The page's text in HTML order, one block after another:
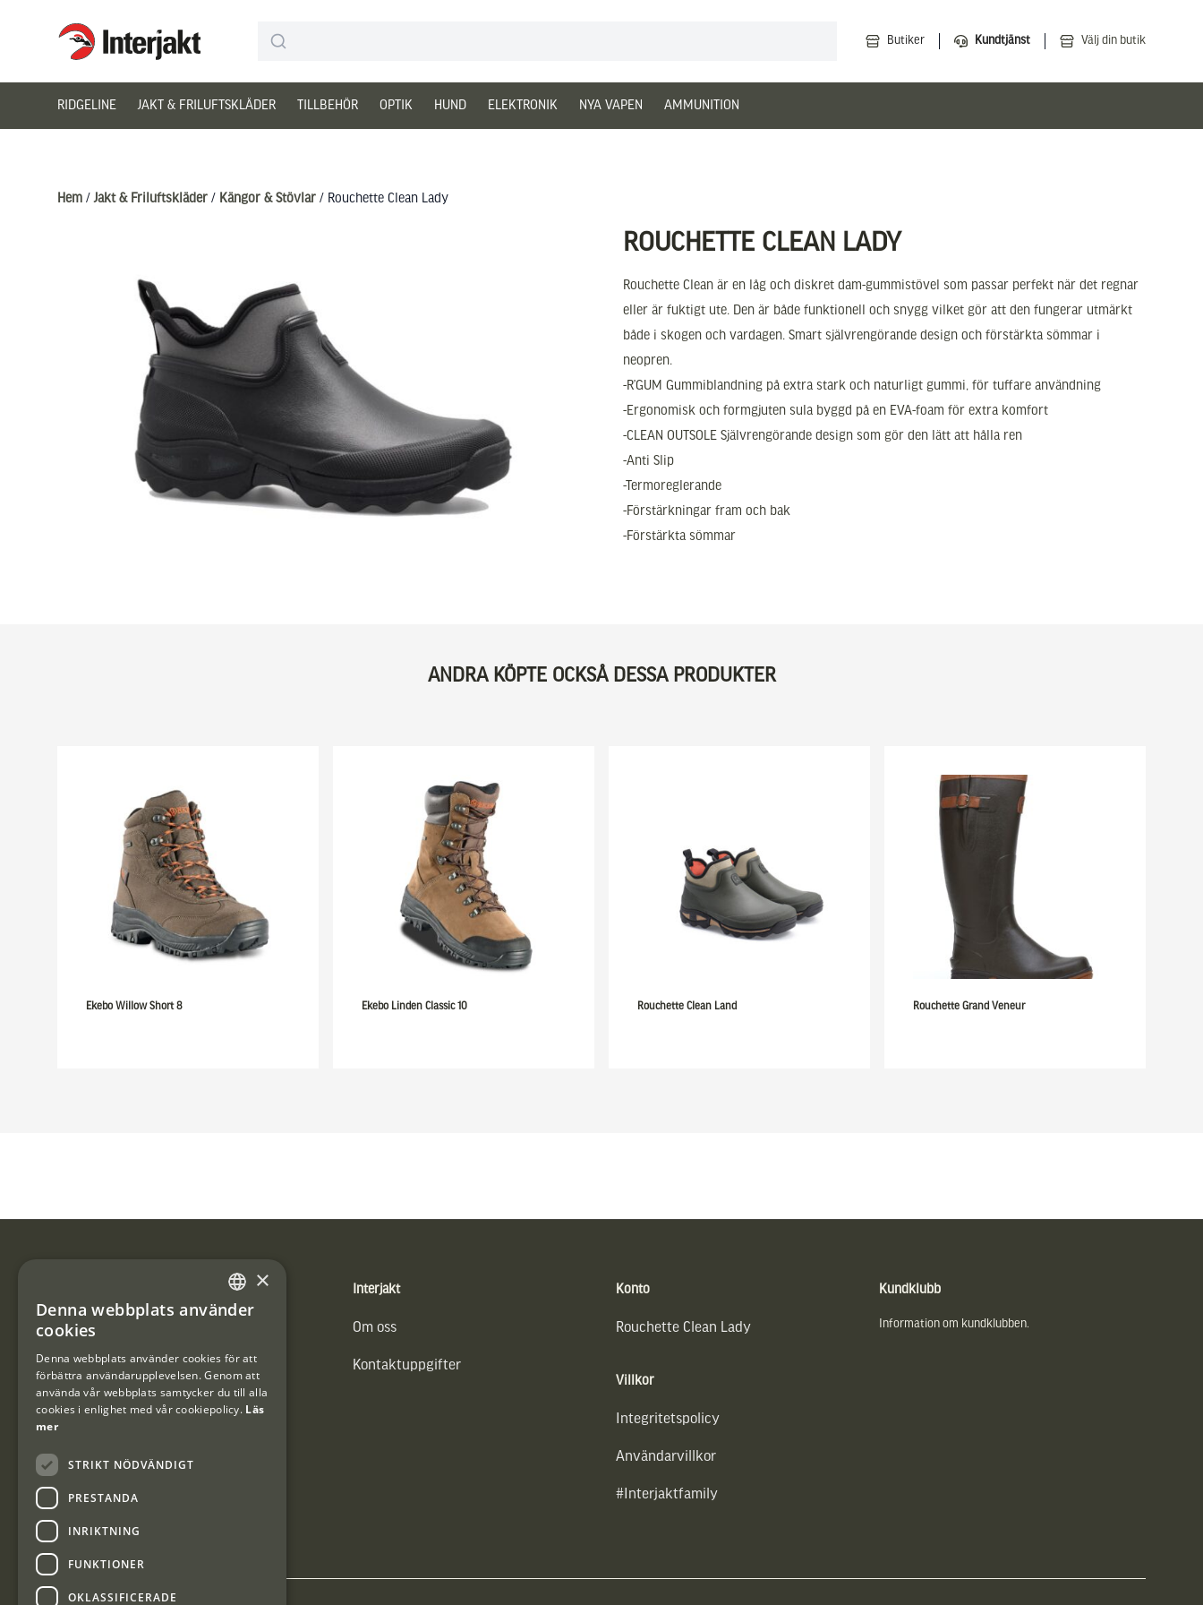
Interjakt SE Butiker Kundtjänst Välj din butik
RIDGELINE JAKT & FRILUFTSKLÄDER TILLBEHÖR OPTIK HUND ELEKTRONIK NYA VAPEN AMMUNITION
Hem /Jakt & Friluftskläder / Kängor & Stövlar / Rouchette Clean Lady
ROUCHETTE CLEAN LADY
Rouchette Clean är en låg och diskret dam-gummistövel som passar perfekt när det regnar
eller är fuktigt ute. Den är både funktionell och snygg vilket gör att den fungerar utmärkt
både i skogen och vardagen. Smart självrengörande design och förstärkta sömmar i
neopren.
-R’GUM Gummiblandning på extra stark och naturligt gummi, för tuffare användning
-Ergonomisk och formgjuten sula byggd på en EVA-foam för extra komfort
-CLEAN OUTSOLE Självrengörande design som gör den lätt att hålla ren
-Anti Slip
-Termoreglerande
-Förstärkningar fram och bak
-Förstärkta sömmar
ANDRA KÖPTE OCKSÅ DESSA PRODUKTER
Ekebo Willow Short 8 Ekebo Linden Classic 10 Rouchette Clean Land Rouchette Grand Veneur
Vännäs Friluftbyxa
Interjakt
Om oss
Kontaktuppgifter
Konto
Rouchette Clean Lady
Villkor
Integritetspolicy
Användarvillkor
#Interjaktfamily
Kundklubb
Information om kundklubben.
SWEDISH
×
Denna webbplats använder
cookies
Denna webbplats använder cookies för att
förbättra användarupplevelsen. Genom att
använda vår webbplats samtycker du till alla
cookies i enlighet med vår cookiepolicy. Läs
mer
STRIKT NÖDVÄNDIGT
PRESTANDA
INRIKTNING
FUNKTIONER
OKLASSIFICERADE